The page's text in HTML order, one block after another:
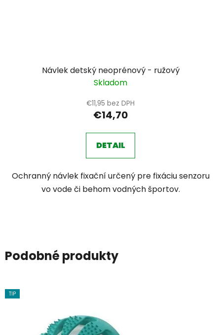
Návlek detský neoprénový - ružový
Skladom
€11,95 bez DPH
€14,70
DETAIL
Ochranný návlek fixační určený pre fixáciu senzoru
vo vode či behom vodných športov.
Podobné produkty
TIP